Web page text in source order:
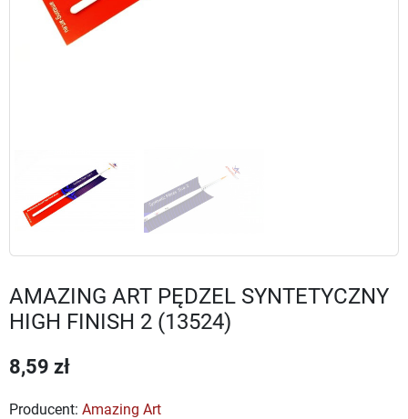
AMAZING ART PĘDZEL SYNTETYCZNY
HIGH FINISH 2 (13524)
8,59 zł
Producent: Amazing Art